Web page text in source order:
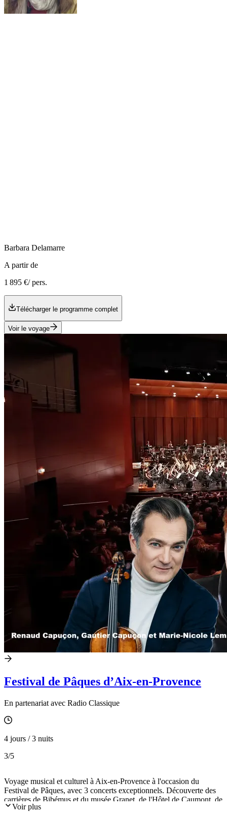
Barbara Delamarre
A partir de
1 895 €/ pers.
Télécharger le programme complet
Voir le voyage
Festival de Pâques d’Aix-en-Provence
En partenariat avec Radio Classique
4 jours / 3 nuits
3/5
Voyage musical et culturel à Aix-en-Provence à l'occasion du
Festival de Pâques, avec 3 concerts exceptionnels. Découverte des
carrières de Bibémus et du musée Granet, de l'Hôtel de Caumont, de
la cathédrale Saint-Sauveur et du Pavillon Vendôme sur fond de
Voir plus